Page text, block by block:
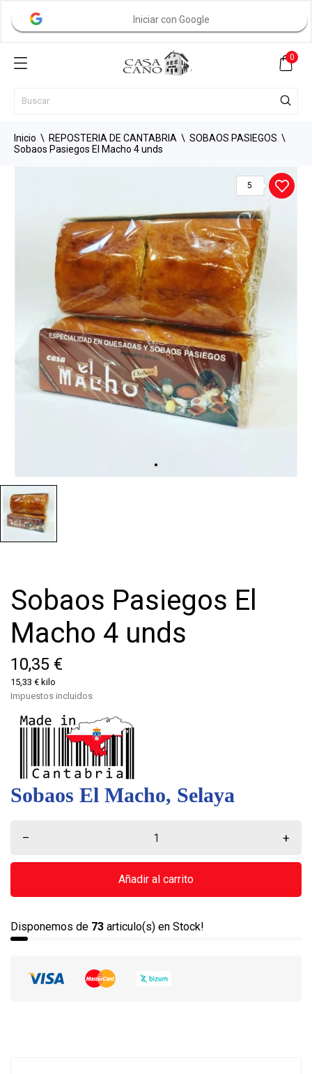
Iniciar con Google
0
Inicio REPOSTERIA DE CANTABRIA
SOBAOS PASIEGOS
Sobaos Pasiegos El Macho 4 unds
5
Sobaos Pasiegos El
Macho 4 unds
10,35 €
15,33 € kilo
Impuestos incluidos
Sobaos El Macho, Selaya
– +
Añadir al carrito
Disponemos de 73 articulo(s) en Stock!